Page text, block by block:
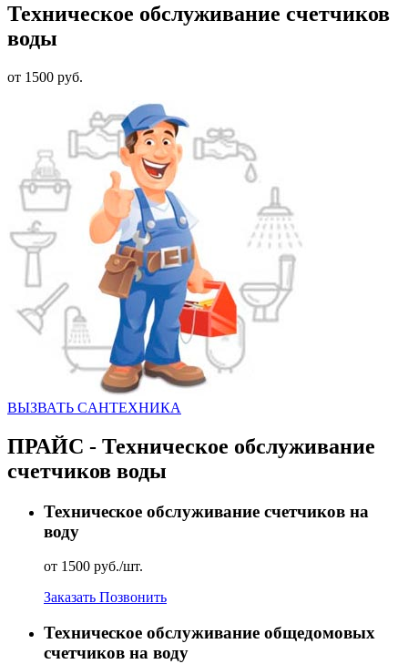
Техническое обслуживание счетчиков
воды
от 1500 руб.
ВЫЗВАТЬ CАНТЕХНИКА
ПРАЙС - Техническое обслуживание
счетчиков воды
Техническое обслуживание счетчиков на
воду
от 1500 руб./шт.
Заказать Позвонить
Техническое обслуживание общедомовых
счетчиков на воду